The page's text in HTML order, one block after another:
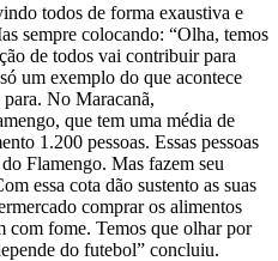
todos de forma exaustiva e
sempre colocando: “Olha, temos
de todos vai contribuir para
um exemplo do que acontece
No Maracanã,
que tem uma média de
1.200 pessoas. Essas pessoas
Flamengo. Mas fazem seu
essa cota dão sustento as suas
comprar os alimentos
com fome. Temos que olhar por
do futebol” concluiu.